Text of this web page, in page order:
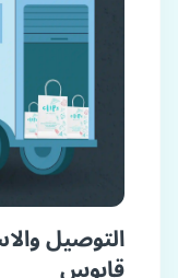
التوصيل